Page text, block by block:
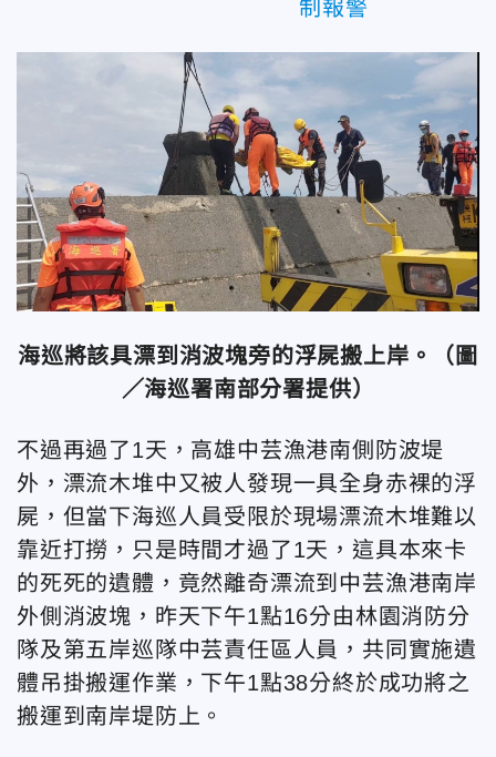
制報警
海巡將該具漂到消波塊旁的浮屍搬上岸。（圖
／海巡署南部分署提供）
不過再過了1天，高雄中芸漁港南側防波堤
外，漂流木堆中又被人發現一具全身赤裸的浮
屍，但當下海巡人員受限於現場漂流木堆難以
靠近打撈，只是時間才過了1天，這具本來卡
的死死的遺體，竟然離奇漂流到中芸漁港南岸
外側消波塊，昨天下午1點16分由林園消防分
隊及第五岸巡隊中芸責任區人員，共同實施遺
體吊掛搬運作業，下午1點38分終於成功將之
搬運到南岸堤防上。